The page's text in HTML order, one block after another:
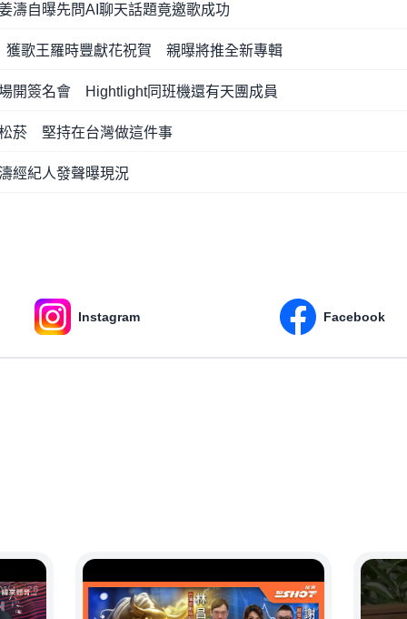
自曝先問AI聊天話題竟邀歌成功
獲歌王羅時豐獻花祝賀 親曝將推全新專輯
開簽名會 Hightlight同班機還有天團成員
菸 堅持在台灣做這件事
經紀人發聲曝現況
Instagram Facebook